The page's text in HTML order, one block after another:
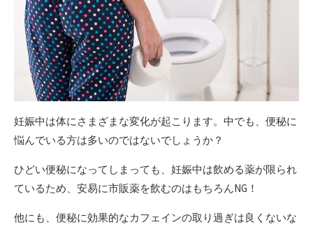
妊娠中は体にさまざまな変化が起こります。中でも、便秘に
悩んでいる方は多いのではないでしょうか？
ひどい便秘になってしまっても、妊娠中は飲める薬が限られ
ているため、安易に市販薬を飲むのはもちろんNG！
他にも、便秘に効果的なカフェインの取り過ぎは良くないな